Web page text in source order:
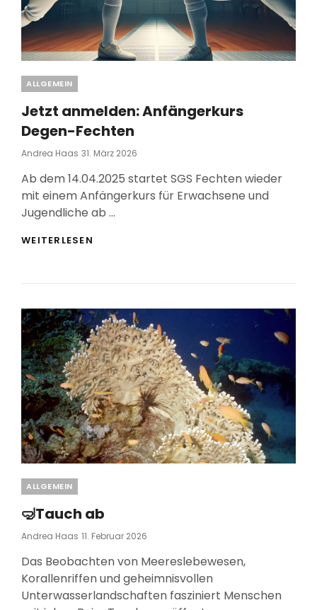
Categories
ALLGEMEIN
Jetzt anmelden: Anfängerkurs
Degen-Fechten
Andrea Haas Posted
31. März 2026
Ab dem 14.04.2025 startet SGS Fechten wieder
mit einem Anfängerkurs für Erwachsene und
Jugendliche ab …
WEITERLESEN
Categories
ALLGEMEIN
🤿Tauch ab
Andrea Haas Posted
11. Februar 2026
Das Beobachten von Meereslebewesen,
Korallenriffen und geheimnisvollen
Unterwasserlandschaften fasziniert Menschen